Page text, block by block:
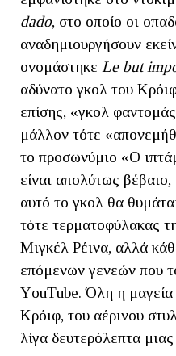
dado, στο οποίο οι
αναδημιουργήσουν
ονομάστηκε Le but
αδύνατο γκολ του
επίσης, «γκολ
μάλλον τότε
το προσωνύμιο «Ο
είναι απολύτως
αυτό το γκολ θα
τότε τερματοφύλακας
Μιγκέλ Ρέινα, αλλά
επόμενων γενεών που
ΥouΤube. Όλη η μαγεία
Κρόιφ, του αέρινου
λίγα δευτερόλεπτα